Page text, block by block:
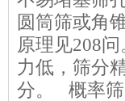
圆筒筛或角
原理见208
力低，筛分
分。 概率筛